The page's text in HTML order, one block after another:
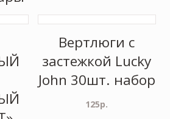
Вертлюги c
застежкой Lucky
John 30шт. набор
125р.